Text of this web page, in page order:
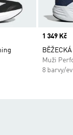
Price
1 349 Kč
Muži
8 barvy/ev